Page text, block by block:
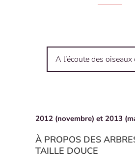
A l’écoute des
2012 (novembre) et 2013
À PROPOS DES
TAILLE DOUCE